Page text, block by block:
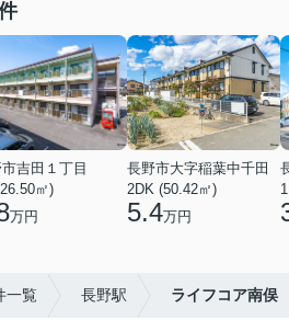
吉田１丁目
㎡)
万円
長野市大字稲葉中千田
2DK (50.42㎡)
5.4万円
一覧 長野駅 ライフコア南俣